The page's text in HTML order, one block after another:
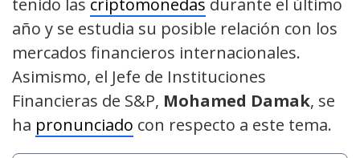
tenido las criptomonedas durante el último
año y se estudia su posible relación con los
mercados financieros internacionales.
Asimismo, el Jefe de Instituciones
Financieras de S&P, Mohamed Damak, se
ha pronunciado con respecto a este tema.